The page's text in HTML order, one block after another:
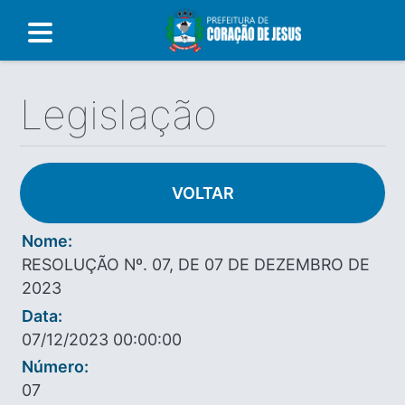
Legislação
VOLTAR
Nome:
RESOLUÇÃO Nº. 07, DE 07 DE DEZEMBRO DE
2023
Data:
07/12/2023 00:00:00
Número:
07